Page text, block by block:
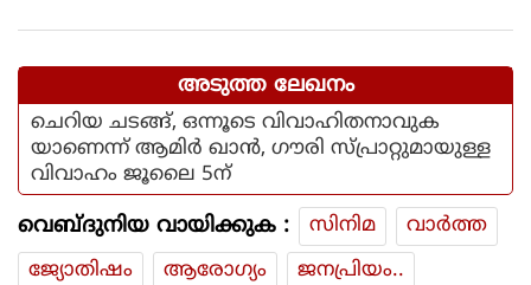
അടുത്ത ലേഖനം
ചെറിയ ചടങ്ങ്, ഒന്നൂടെ വിവാഹിതനാവുക
യാണെന്ന് ആമിർ ഖാൻ, ഗൗരി സ്പ്രാറ്റുമായുള്ള
വിവാഹം ജൂലൈ 5ന്
വെബ്ദുനിയ വായിക്കുക : സിനിമ
വാര്‍ത്ത
ജ്യോതിഷം
ആരോഗ്യം ജനപ്രിയം..